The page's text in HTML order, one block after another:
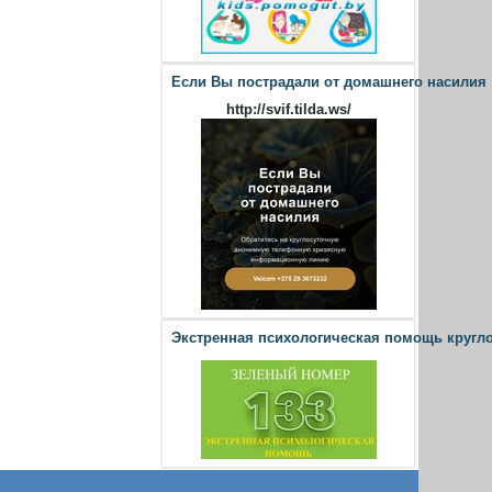
Если Вы пострадали от домашнего насилия
http://svif.tilda.ws/
Экстренная психологическая помощь